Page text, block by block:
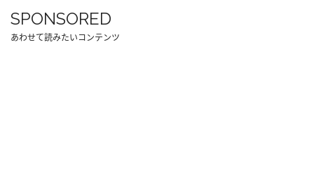
SPONSORED
あわせて読みたいコンテンツ